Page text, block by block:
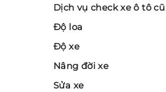
Dịch vụ check xe ô tô cũ
Độ loa
Độ xe
Nâng đời xe
Sửa xe